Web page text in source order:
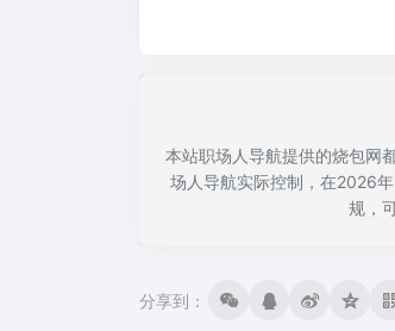
本站职场人导航提供的烧包网
场人导航实际控制，在2026
规，
分享到：